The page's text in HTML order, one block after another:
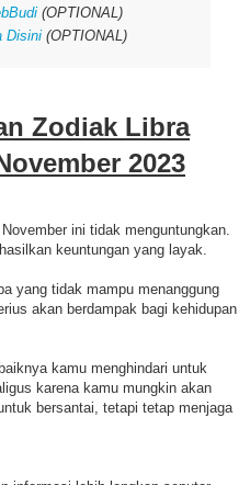
(OPTIONAL)
Disini(OPTIONAL)
Zodiak Libra
2023
ini tidak menguntungkan.
keuntungan yang layak.
yang tidak mampu menanggung
akan berdampak bagi kehidupan
kamu menghindari untuk
karena kamu mungkin akan
bersantai, tetapi tetap menjaga